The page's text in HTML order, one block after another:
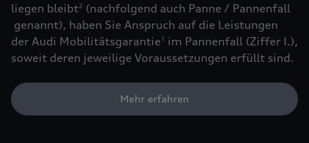
liegen bleibt2 (nachfolgend auch Panne / Pannenfall
genannt), haben Sie Anspruch auf die Leistungen
der Audi Mobilitätsgarantie1
im Pannenfall (Ziffer I.),
soweit deren jeweilige Voraussetzungen erfüllt sind.
Mehr erfahren